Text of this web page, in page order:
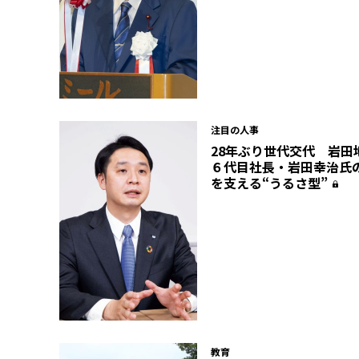
注目の人事
28年ぶり世代交代 岩田
６代目社長・岩田幸治氏
を支える“うるさ型”
教育